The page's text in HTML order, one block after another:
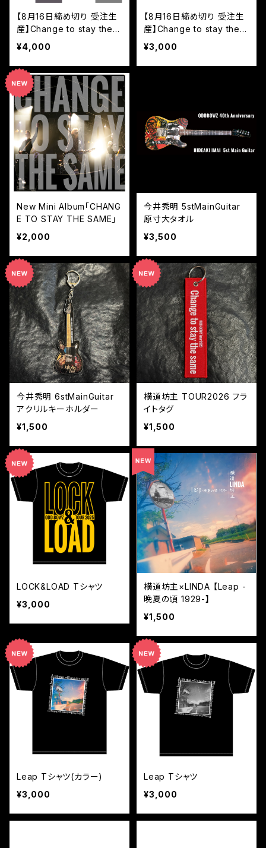
【8月16日締め切り 受注生
産】Change to stay the s
ame Tシャツ
¥4,000
【8月16日締め切り 受注生
産】Change to stay the s
ame ドライTシャツ
¥3,000
New Mini Album「CHANG
E TO STAY THE SAME」
¥2,000
今井秀明 5stMainGuitar
原寸大タオル
¥3,500
今井秀明 6stMainGuitar
アクリルキーホルダー
¥1,500
横道坊主 TOUR2026 フラ
イトタグ
¥1,500
LOCK&LOAD Tシャツ
¥3,000
横道坊主×LINDA 【Leap -
晩夏の頃 1929-】
¥1,500
Leap Tシャツ(カラー)
¥3,000
Leap Tシャツ
¥3,000